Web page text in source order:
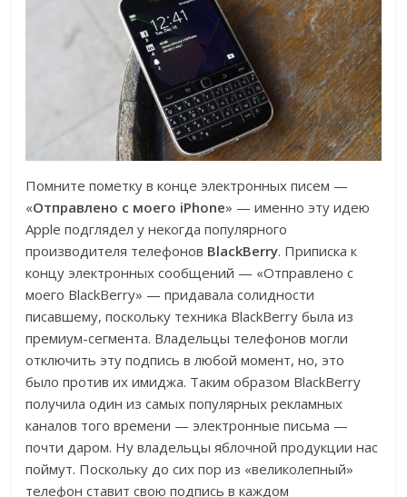
Помните пометку в конце электронных писем —
«Отправлено с моего iPhone» — именно эту идею
Apple подглядел у некогда популярного
производителя телефонов BlackBerry. Приписка к
концу электронных сообщений — «Отправлено с
моего BlackBerry» — придавала солидности
писавшему, поскольку техника BlackBerry была из
премиум-сегмента. Владельцы телефонов могли
отключить эту подпись в любой момент, но, это
было против их имиджа. Таким образом BlackBerry
получила один из самых популярных рекламных
каналов того времени — электронные письма —
почти даром. Ну владельцы яблочной продукции нас
поймут. Поскольку до сих пор из «великолепный»
телефон ставит свою подпись в каждом